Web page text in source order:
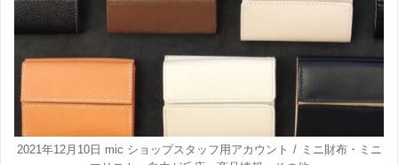
2021年12月10日 mic ショップスタッフ用アカウント ミニ財布・ ミニ